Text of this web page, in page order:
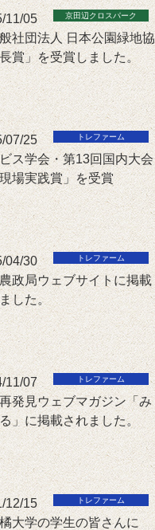
11/05
社団法人 日本公園緑地協
賞」を受賞しました。
07/25
ス学会・第13回国内大会
場実践賞」を受賞
04/30
政局ウェブサイトに掲載
した。
11/07
発見ウェブマガジン「み
」に掲載されました。
12/15
大学の学生の皆さんに